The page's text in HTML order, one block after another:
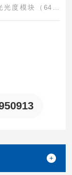
光度模块（64通
理模块，可同步检
铅、镉、汞）、非